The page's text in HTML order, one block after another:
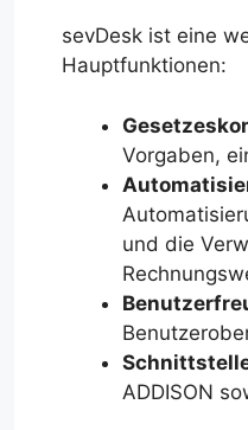
sevDesk ist eine
Hauptfunktionen:
Vorgaben,
und die
ADDISON